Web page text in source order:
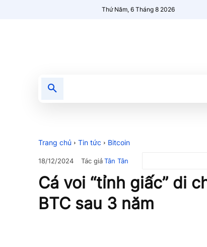
Thứ Năm, 6 Tháng 8 2026
Trang chủ Tin tức Bitcoin
18/12/2024 Tác giảTân Tân
Cá voi “tỉnh giấc” di
BTC sau 3 năm